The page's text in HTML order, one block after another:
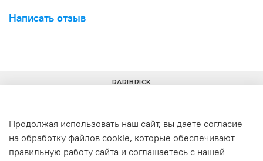
Написать отзыв
+7(977) 633-00-30 info@raribrick.ru
RARIBRICK
Продолжая использовать наш сайт, вы даете согласие
на обработку файлов cookie, которые обеспечивают
правильную работу сайта и соглашаетесь с нашей